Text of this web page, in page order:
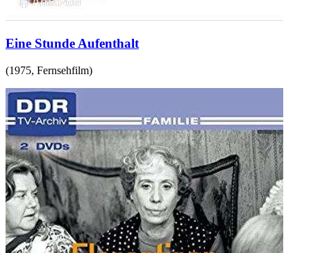
Eine Stunde Aufenthalt
(1975, Fernsehfilm)